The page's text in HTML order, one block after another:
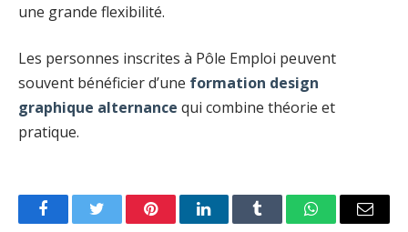
une grande flexibilité.
Les personnes inscrites à Pôle Emploi peuvent
souvent bénéficier d’une formation design
graphique alternance qui combine théorie et
pratique.
FacebookTwitter PinterestLinkedInTumblr WhatsAppEmail